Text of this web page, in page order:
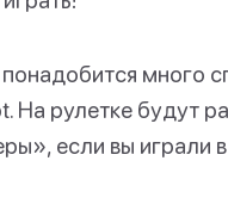
много
На рулетке будут
если вы играли